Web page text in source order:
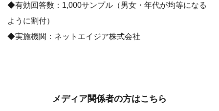
◆有効回答数：1,000サンプル（男女・年代が均等になる
ように割付）
◆実施機関：ネットエイジア株式会社
メディア関係者の方はこちら